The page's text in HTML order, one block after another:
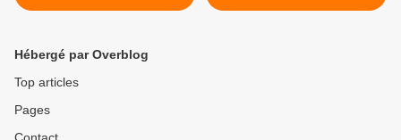
Hébergé par Overblog
Top articles
Pages